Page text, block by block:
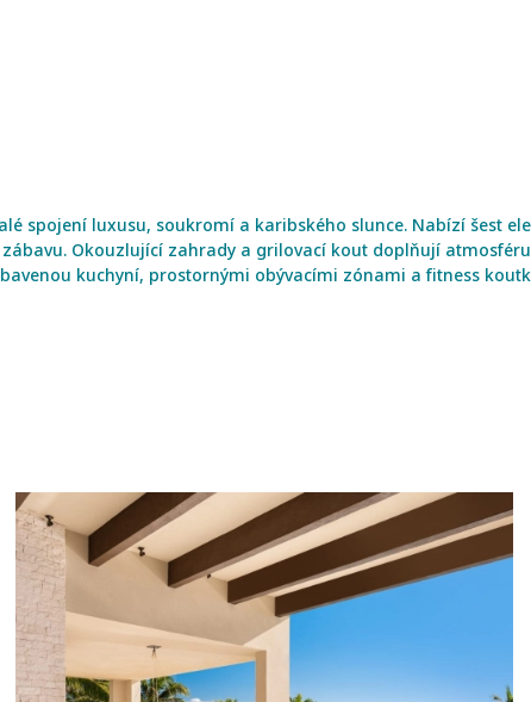
spojení luxusu, soukromí a karibského slunce. Nabízí šest
Okouzlující zahrady a grilovací kout doplňují
kuchyní, prostornými obývacími zónami a fitness